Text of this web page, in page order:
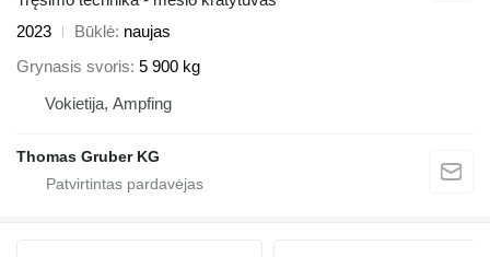
2023
Būklė naujas
Grynasis svoris 5 900 kg
Vokietija, Ampfing
Thomas Gruber KG